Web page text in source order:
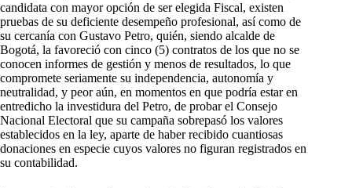
candidata con mayor opción de ser elegida Fiscal, existen
pruebas de su deficiente desempeño profesional, así como de
su cercanía con Gustavo Petro, quién, siendo alcalde de
Bogotá, la favoreció con cinco (5) contratos de los que no se
conocen informes de gestión y menos de resultados, lo que
compromete seriamente su independencia, autonomía y
neutralidad, y peor aún, en momentos en que podría estar en
entredicho la investidura del Petro, de probar el Consejo
Nacional Electoral que su campaña sobrepasó los valores
establecidos en la ley, aparte de haber recibido cuantiosas
donaciones en especie cuyos valores no figuran registrados en
su contabilidad.